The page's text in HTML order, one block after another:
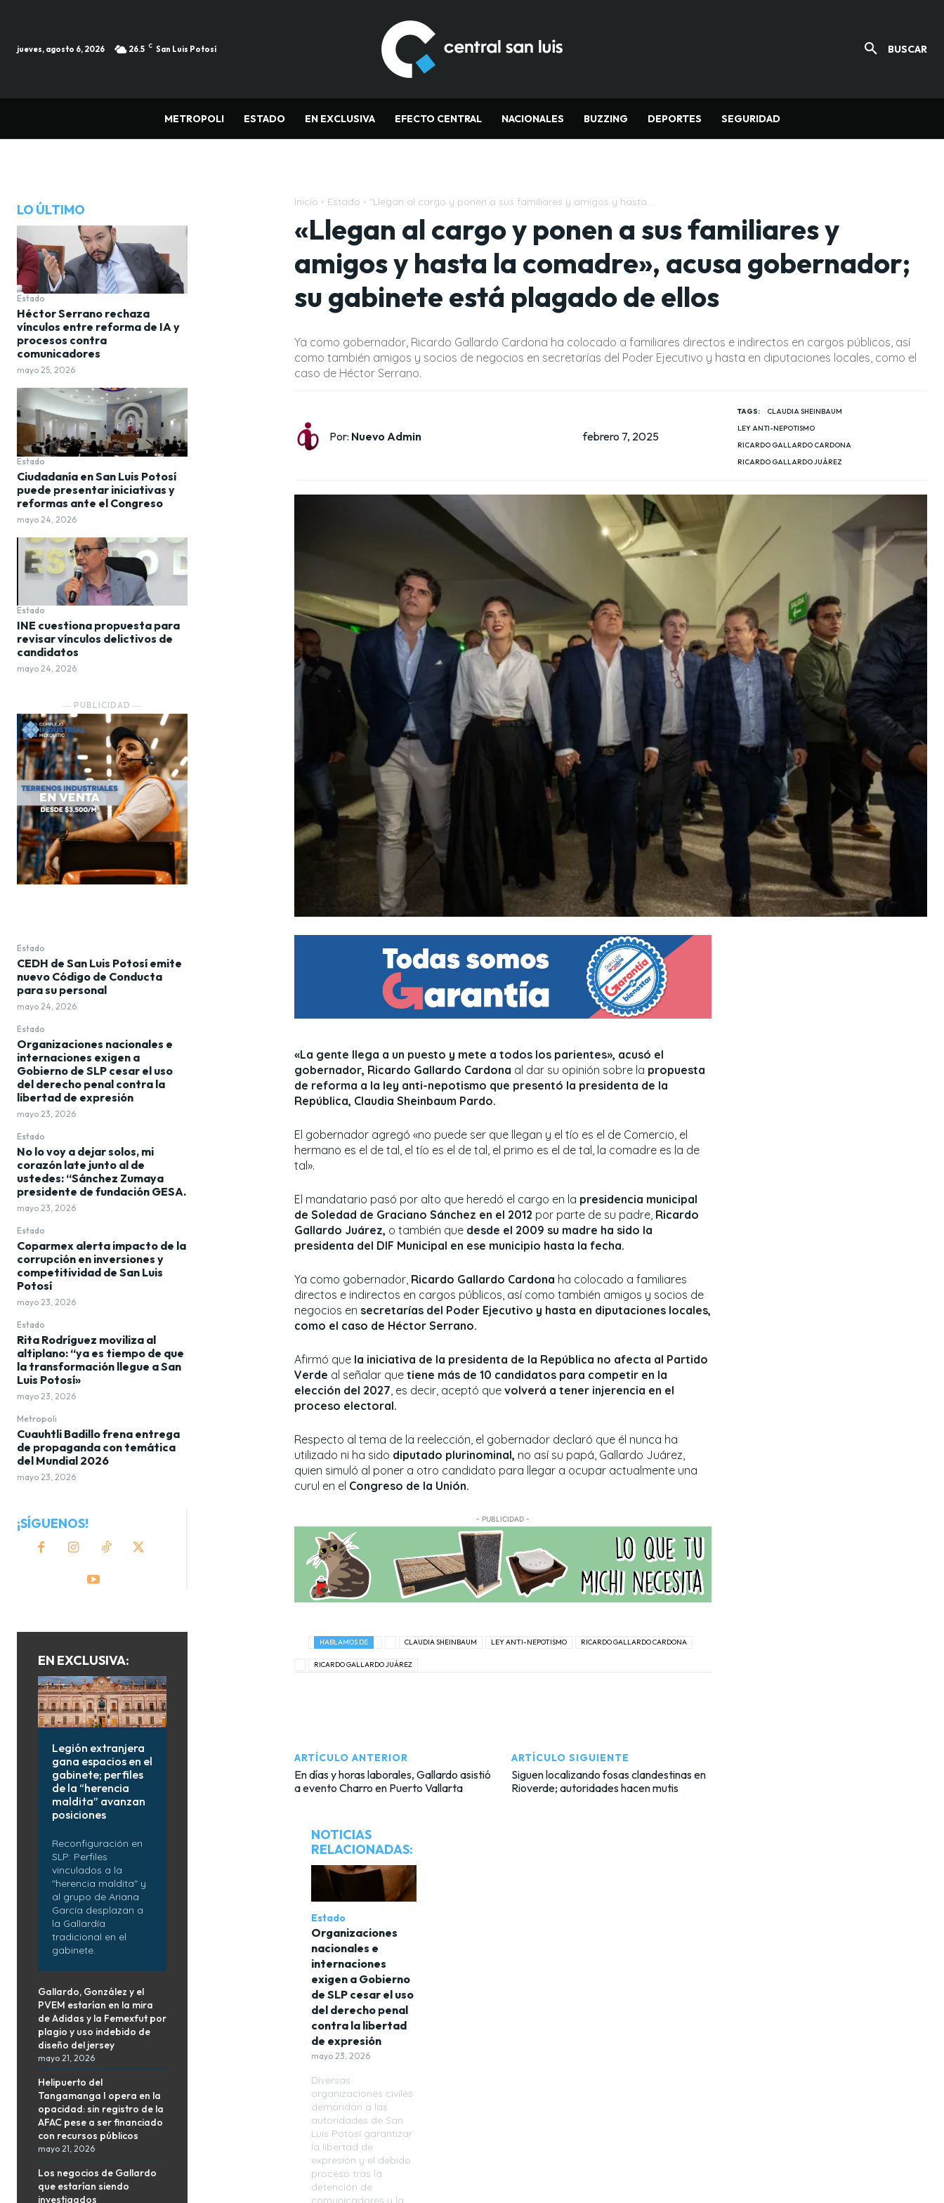
jueves, agosto 6, 2026 26.5 C San Luis Potosí BUSCAR
METROPOLI ESTADO EN EXCLUSIVA EFECTO CENTRAL NACIONALES BUZZING DEPORTES SEGURIDAD
LO ÚLTIMO
Estado
Héctor Serrano rechaza
vínculos entre reforma de IA y
procesos contra
comunicadores
mayo 25, 2026
Estado
Ciudadanía en San Luis Potosí
puede presentar iniciativas y
reformas ante el Congreso
mayo 24, 2026
Estado
INE cuestiona propuesta para
revisar vínculos delictivos de
candidatos
mayo 24, 2026
― PUBLICIDAD ―
Estado
CEDH de San Luis Potosí emite
nuevo Código de Conducta
para su personal
mayo 24, 2026
Estado
Organizaciones nacionales e
internaciones exigen a
Gobierno de SLP cesar el uso
del derecho penal contra la
libertad de expresión
mayo 23, 2026
Estado
No lo voy a dejar solos, mi
corazón late junto al de
ustedes: “Sánchez Zumaya
presidente de fundación GESA.
mayo 23, 2026
Estado
Coparmex alerta impacto de la
corrupción en inversiones y
competitividad de San Luis
Potosí
mayo 23, 2026
Estado
Rita Rodríguez moviliza al
altiplano: “ya es tiempo de que
la transformación llegue a San
Luis Potosí»
mayo 23, 2026
Metropoli
Cuauhtli Badillo frena entrega
de propaganda con temática
del Mundial 2026
mayo 23, 2026
¡SÍGUENOS!
EN EXCLUSIVA:
Legión extranjera
gana espacios en el
gabinete; perfiles
de la “herencia
maldita” avanzan
posiciones
Reconfiguración en
SLP: Perfiles
vinculados a la
"herencia maldita" y
al grupo de Ariana
García desplazan a
la Gallardía
tradicional en el
gabinete.
Gallardo, González y el
PVEM estarían en la mira
de Adidas y la Femexfut por
plagio y uso indebido de
diseño del jersey
mayo 21, 2026
Helipuerto del
Tangamanga I opera en la
opacidad: sin registro de la
AFAC pese a ser financiado
con recursos públicos
mayo 21, 2026
Los negocios de Gallardo
que estarían siendo
investigados
Inicio Estado "Llegan al cargo y ponen a sus familiares y amigos y hasta...
«Llegan al cargo y ponen a sus familiares y
amigos y hasta la comadre», acusa gobernador;
su gabinete está plagado de ellos
Ya como gobernador, Ricardo Gallardo Cardona ha colocado a familiares directos e indirectos en cargos públicos, así
como también amigos y socios de negocios en secretarías del Poder Ejecutivo y hasta en diputaciones locales, como el
caso de Héctor Serrano.
Por: Nuevo Admin febrero 7, 2025
TAGS:
CLAUDIA SHEINBAUM
LEY ANTI-NEPOTISMO
RICARDO GALLARDO CARDONA
RICARDO GALLARDO JUÁREZ
«La gente llega a un puesto y mete a todos los parientes», acusó el
gobernador, Ricardo Gallardo Cardona al dar su opinión sobre la propuesta
de reforma a la ley anti-nepotismo que presentó la presidenta de la
República, Claudia Sheinbaum Pardo.
El gobernador agregó «no puede ser que llegan y el tío es el de Comercio, el
hermano es el de tal, el tío es el de tal, el primo es el de tal, la comadre es la de
tal».
El mandatario pasó por alto que heredó el cargo en la presidencia municipal
de Soledad de Graciano Sánchez en el 2012 por parte de su padre, Ricardo
Gallardo Juárez, o también quedesde el 2009 su madre ha sido la
presidenta del DIF Municipal en ese municipio hasta la fecha.
Ya como gobernador, Ricardo Gallardo Cardona ha colocado a familiares
directos e indirectos en cargos públicos, así como también amigos y socios de
negocios en secretarías del Poder Ejecutivo y hasta en diputaciones locales,
como el caso de Héctor Serrano.
Afirmó que la iniciativa de la presidenta de la República no afecta al Partido
Verde al señalar que tiene más de 10 candidatos para competir en la
elección del 2027 , es decir, aceptó que volverá a tener injerencia en el
proceso electoral.
Respecto al tema de la reelección, el gobernador declaró que él nunca ha
utilizado ni ha sido diputado plurinominal, no así su papá, Gallardo Juárez,
quien simuló al poner a otro candidato para llegar a ocupar actualmente una
curul en el Congreso de la Unión.
- PUBLICIDAD -
HABLAMOS DE CLAUDIA SHEINBAUM LEY ANTI-NEPOTISMO RICARDO GALLARDO CARDONA
RICARDO GALLARDO JUÁREZ
ARTÍCULO ANTERIOR
En días y horas laborales, Gallardo asistió
a evento Charro en Puerto Vallarta
ARTÍCULO SIGUIENTE
Siguen localizando fosas clandestinas en
Rioverde; autoridades hacen mutis
NOTICIAS
RELACIONADAS:
Estado
Organizaciones
nacionales e
internaciones
exigen a Gobierno
de SLP cesar el uso
del derecho penal
contra la libertad
de expresión
mayo 23, 2026
Diversas
organizaciones civiles
demandan a las
autoridades de San
Luis Potosí garantizar
la libertad de
expresión y el debido
proceso tras la
detención de
comunicadores y la